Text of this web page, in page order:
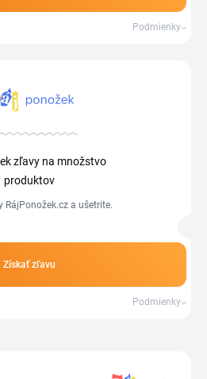
Podmienky
zľavy na množstvo
produktov
RájPonožek.cz a ušetrite.
Získať zľavu
Podmienky